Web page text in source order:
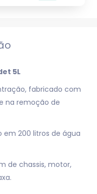
5L
fabricado com
na remoção de
em 200 litros de água
de chassis, motor,